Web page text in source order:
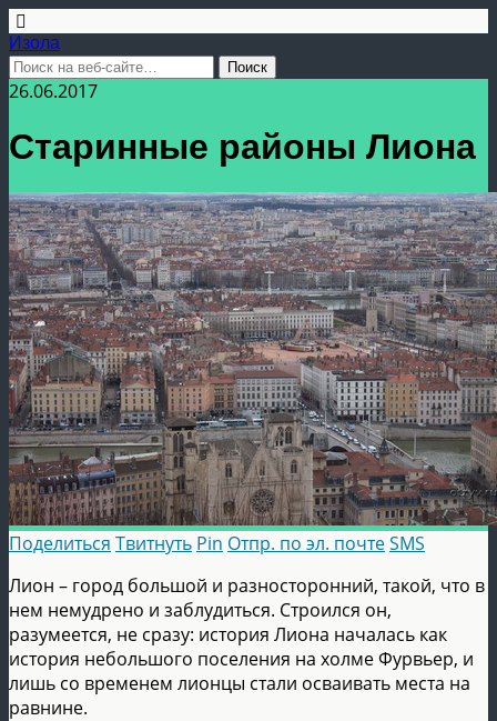
Изола
26.06.2017
Старинные районы Лиона
Поделиться Твитнуть Pin Отпр. по эл. почтеSMS
Лион – город большой и разносторонний, такой, что в
нем немудрено и заблудиться. Строился он,
разумеется, не сразу: история Лиона началась как
история небольшого поселения на холме Фурвьер, и
лишь со временем лионцы стали осваивать места на
равнине.